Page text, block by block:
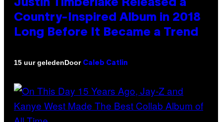
Justin Timberlake Released a
Country-Inspired Album in 2018
Long Before It Became a Trend
15 uur geledenDoor Caleb Catlin